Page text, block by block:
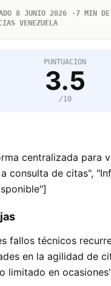
8 JUNIO 2026
7 MIN DE
VENEZUELA
PUNTUACION
3.5
/10
centralizada para
consulta de citas",
fallos técnicos
en la agilidad de
limitado en